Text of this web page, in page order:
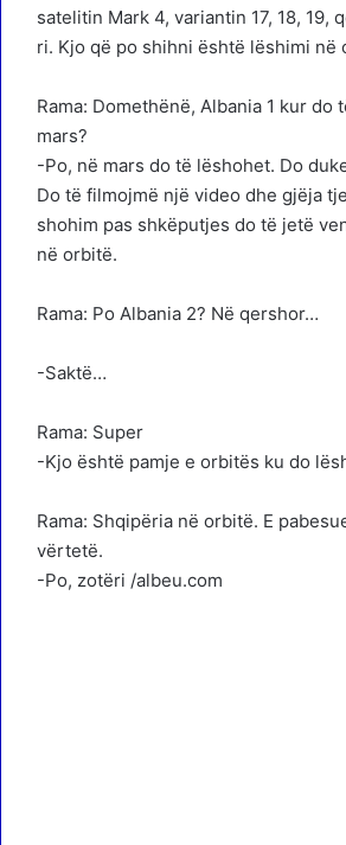
satelitin Mark 4, variantin 17, 18, 19,
ri. Kjo që po shihni është lëshimi në
Rama: Domethënë, Albania 1 kur do
mars?
-Po, në mars do të lëshohet. Do
Do të filmojmë një video dhe gjëja
shohim pas shkëputjes do të jetë
në orbitë.
Rama: Po Albania 2? Në qershor…
-Saktë…
Rama: Super
-Kjo është pamje e orbitës ku do
Rama: Shqipëria në orbitë. E
vërtetë.
-Po, zotëri /albeu.com